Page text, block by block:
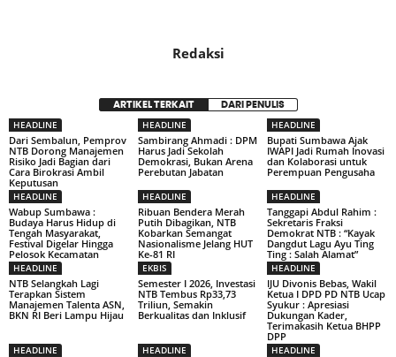
Redaksi
ARTIKEL TERKAIT DARI PENULIS
HEADLINE
Dari Sembalun, Pemprov
NTB Dorong Manajemen
Risiko Jadi Bagian dari
Cara Birokrasi Ambil
Keputusan
HEADLINE
Sambirang Ahmadi : DPM
Harus Jadi Sekolah
Demokrasi, Bukan Arena
Perebutan Jabatan
HEADLINE
Bupati Sumbawa Ajak
IWAPI Jadi Rumah Inovasi
dan Kolaborasi untuk
Perempuan Pengusaha
HEADLINE
Wabup Sumbawa :
Budaya Harus Hidup di
Tengah Masyarakat,
Festival Digelar Hingga
Pelosok Kecamatan
HEADLINE
Ribuan Bendera Merah
Putih Dibagikan, NTB
Kobarkan Semangat
Nasionalisme Jelang HUT
Ke-81 RI
HEADLINE
Tanggapi Abdul Rahim :
Sekretaris Fraksi
Demokrat NTB : “Kayak
Dangdut Lagu Ayu Ting
Ting : Salah Alamat”
HEADLINE
NTB Selangkah Lagi
Terapkan Sistem
Manajemen Talenta ASN,
BKN RI Beri Lampu Hijau
EKBIS
Semester I 2026, Investasi
NTB Tembus Rp33,73
Triliun, Semakin
Berkualitas dan Inklusif
HEADLINE
IJU Divonis Bebas, Wakil
Ketua I DPD PD NTB Ucap
Syukur : Apresiasi
Dukungan Kader,
Terimakasih Ketua BHPP
DPP
HEADLINE HEADLINE HEADLINE